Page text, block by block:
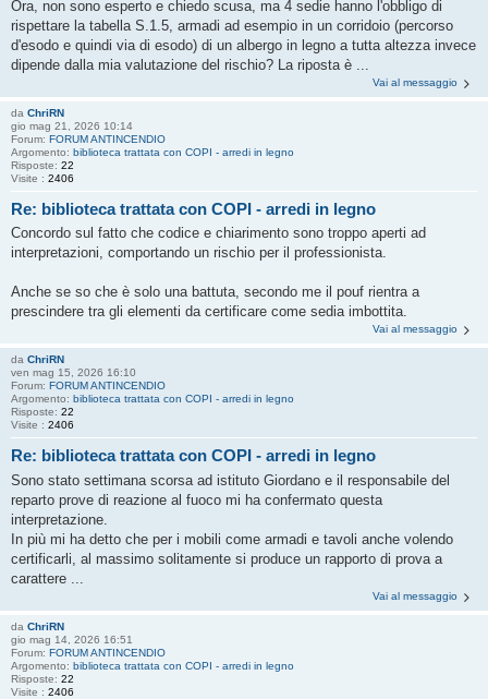
Ora, non sono esperto e chiedo scusa, ma 4 sedie hanno l'obbligo di
rispettare la tabella S.1.5, armadi ad esempio in un corridoio (percorso
d'esodo e quindi via di esodo) di un albergo in legno a tutta altezza invece
dipende dalla mia valutazione del rischio? La riposta è ...
Vai al messaggio
da ChriRN
gio mag 21, 2026 10:14
Forum: FORUM ANTINCENDIO
Argomento: biblioteca trattata con COPI - arredi in legno
Risposte: 22
Visite : 2406
Re: biblioteca trattata con COPI - arredi in legno
Concordo sul fatto che codice e chiarimento sono troppo aperti ad
interpretazioni, comportando un rischio per il professionista.
Anche se so che è solo una battuta, secondo me il pouf rientra a
prescindere tra gli elementi da certificare come sedia imbottita.
Vai al messaggio
da ChriRN
ven mag 15, 2026 16:10
Forum: FORUM ANTINCENDIO
Argomento: biblioteca trattata con COPI - arredi in legno
Risposte: 22
Visite : 2406
Re: biblioteca trattata con COPI - arredi in legno
Sono stato settimana scorsa ad istituto Giordano e il responsabile del
reparto prove di reazione al fuoco mi ha confermato questa
interpretazione.
In più mi ha detto che per i mobili come armadi e tavoli anche volendo
certificarli, al massimo solitamente si produce un rapporto di prova a
carattere ...
Vai al messaggio
da ChriRN
gio mag 14, 2026 16:51
Forum: FORUM ANTINCENDIO
Argomento: biblioteca trattata con COPI - arredi in legno
Risposte: 22
Visite : 2406